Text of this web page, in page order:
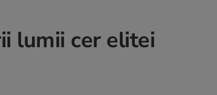
lumii cer elitei